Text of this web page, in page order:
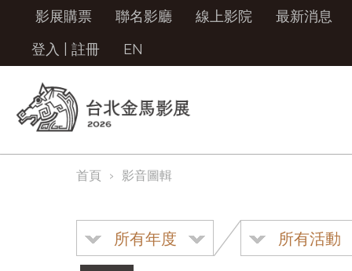
影展購票 聯名影廳 線上影院
最新消息
登入
註冊 EN
首頁 影音圖輯
所有年度 所有活動